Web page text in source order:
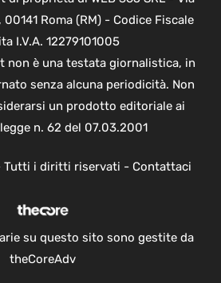
00141 Roma (RM) - Codice Fiscale
I.V.A. 12279101005
è una testata giornalistica, in
senza alcuna periodicità. Non
un prodotto editoriale ai
n. 62 del 07.03.2001
Tutti i diritti riservati - Contattaci
su questo sito sono gestite da
theCoreAdv